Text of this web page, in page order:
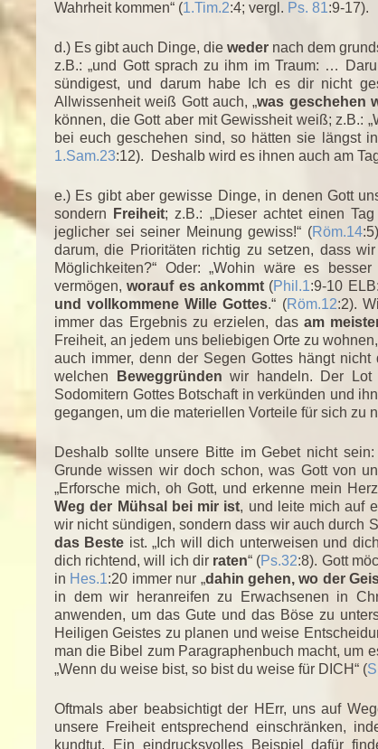
Wahrheit kommen“ (1.Tim.2:4; vergl. Ps. 81:9-17).
d.) Es gibt auch Dinge, dieweder nach dem
z.B.: „und Gott sprach zu ihm im Traum: …
sündigest, und darum habe Ich es dir nicht
Allwissenheit weiß Gott auch, „was geschehen
können, die Gott aber mit Gewissheit weiß; z.B.:
bei euch geschehen sind, so hätten sie längst
1.Sam.23:12). Deshalb wird es ihnen auch am
e.) Es gibt aber gewisse Dinge, in denen Gott
sondern
Freiheit; z.B.: „Dieser achtet einen
jeglicher sei seiner Meinung gewiss!“ (Röm.14
darum, die Prioritäten richtig zu setzen, dass
Möglichkeiten?“ Oder: „Wohin wäre es
vermögen,worauf es ankommt(Phil.1:9-10
und vollkommene Wille Gottes.“ (Röm.12:2).
immer das Ergebnis zu erzielen, das am
Freiheit, an jedem uns beliebigen Orte zu
auch immer, denn der Segen Gottes hängt
welchen
Beweggründen wir handeln. Der
Sodomitern Gottes Botschaft in verkünden und
gegangen, um die materiellen Vorteile für sich zu
Deshalb sollte unsere Bitte im Gebet nicht
Grunde wissen wir doch schon, was Gott von
„Erforsche mich, oh Gott, und erkenne mein
Weg der Mühsal bei mir ist, und leite mich auf
wir nicht sündigen, sondern dass wir auch durch
das Beste ist. „Ich will dich unterweisen und dich
dich richtend, will ich dir raten“ (Ps.32:8). Gott
in Hes.1:20 immer nur „dahin gehen, wo der
in dem wir heranreifen zu Erwachsenen in
anwenden, um das Gute und das Böse zu
Heiligen Geistes zu planen und weise
man die Bibel zum Paragraphenbuch macht, um
„Wenn du weise bist, so bist du weise für DICH“ (
Oftmals aber beabsichtigt der HErr, uns auf
unsere Freiheit entsprechend einschränken,
kundtut. Ein eindrucksvolles Beispiel dafür